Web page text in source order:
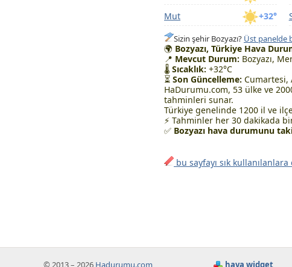
+32°
Mut
Sizin şehir Bozyazı? Üst panelde
🌍 Bozyazı, Türkiye Hava
📍 Mevcut Durum: Bozyazı,
🌡 Sıcaklık: +32°C
⏳ Son Güncelleme: Cumartesi,
HaDurumu.com, 53 ülke ve
tahminleri sunar.
Türkiye genelinde 1200 il ve
⚡ Tahminler her 30 dakikada
✅ Bozyazı hava durumunu
bu sayfayı sık kullanılanlara
© 2013 – 2026 Hadurumu.com hava widget